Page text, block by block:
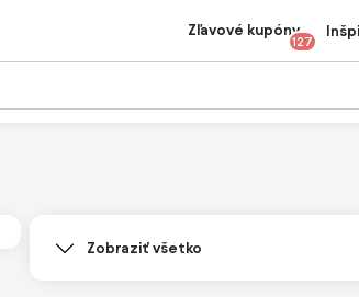
Zľavové kupóny
127
Zobraziť všetko